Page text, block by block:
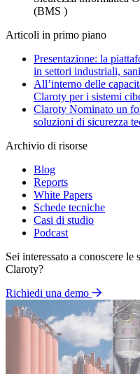
(BMS )
Articoli in primo piano
Presentazione: la
in settori industriali,
All’interno delle
Claroty per i sistemi
Claroty Nominato un
soluzioni di sicurezza
Archivio di risorse
Blog
Reports
White Papers
Schede tecniche
Casi di studio
Podcast
Sei interessato a conoscere
Claroty?
Richiedi una demo